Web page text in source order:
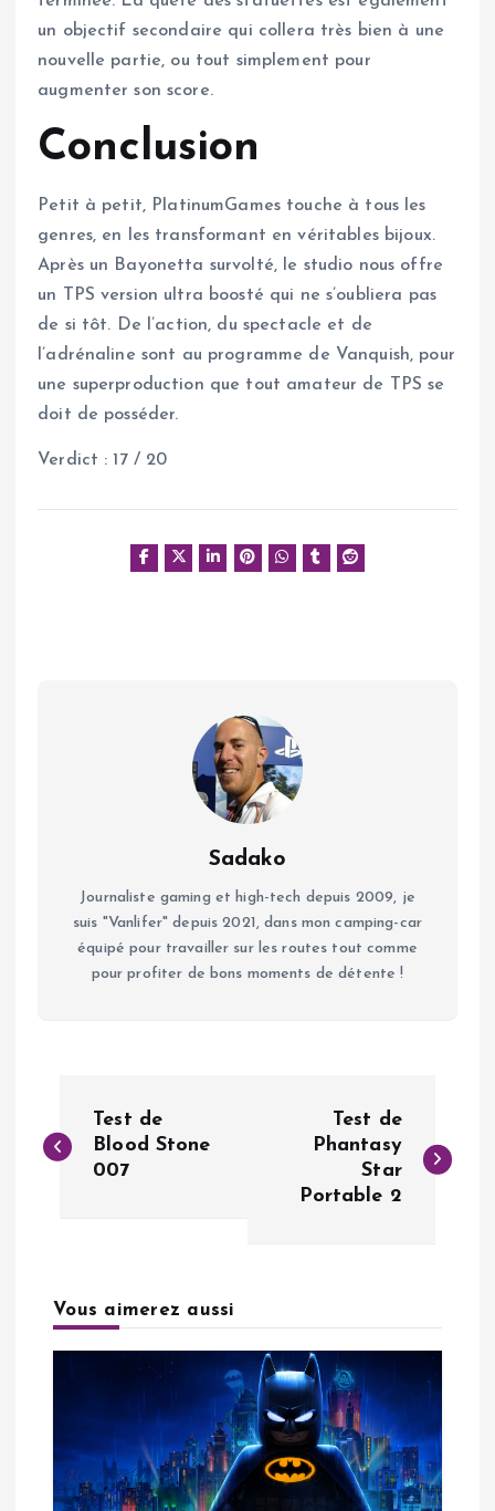
un objectif secondaire qui collera très bien à une
nouvelle partie, ou tout simplement pour
augmenter son score.
Conclusion
Petit à petit, PlatinumGames touche à tous les
genres, en les transformant en véritables bijoux.
Après un Bayonetta survolté, le studio nous offre
un TPS version ultra boosté qui ne s’oubliera pas
de si tôt. De l’action, du spectacle et de
l’adrénaline sont au programme de Vanquish, pour
une superproduction que tout amateur de TPS se
doit de posséder.
Verdict : 17 / 20
Sadako
Journaliste gaming et high-tech depuis 2009, je
suis "Vanlifer" depuis 2021, dans mon camping-car
équipé pour travailler sur les routes tout comme
pour profiter de bons moments de détente !
a
g
Test de
Blood Stone
007
Test de
Phantasy
Star
Portable 2
Vous aimerez aussi